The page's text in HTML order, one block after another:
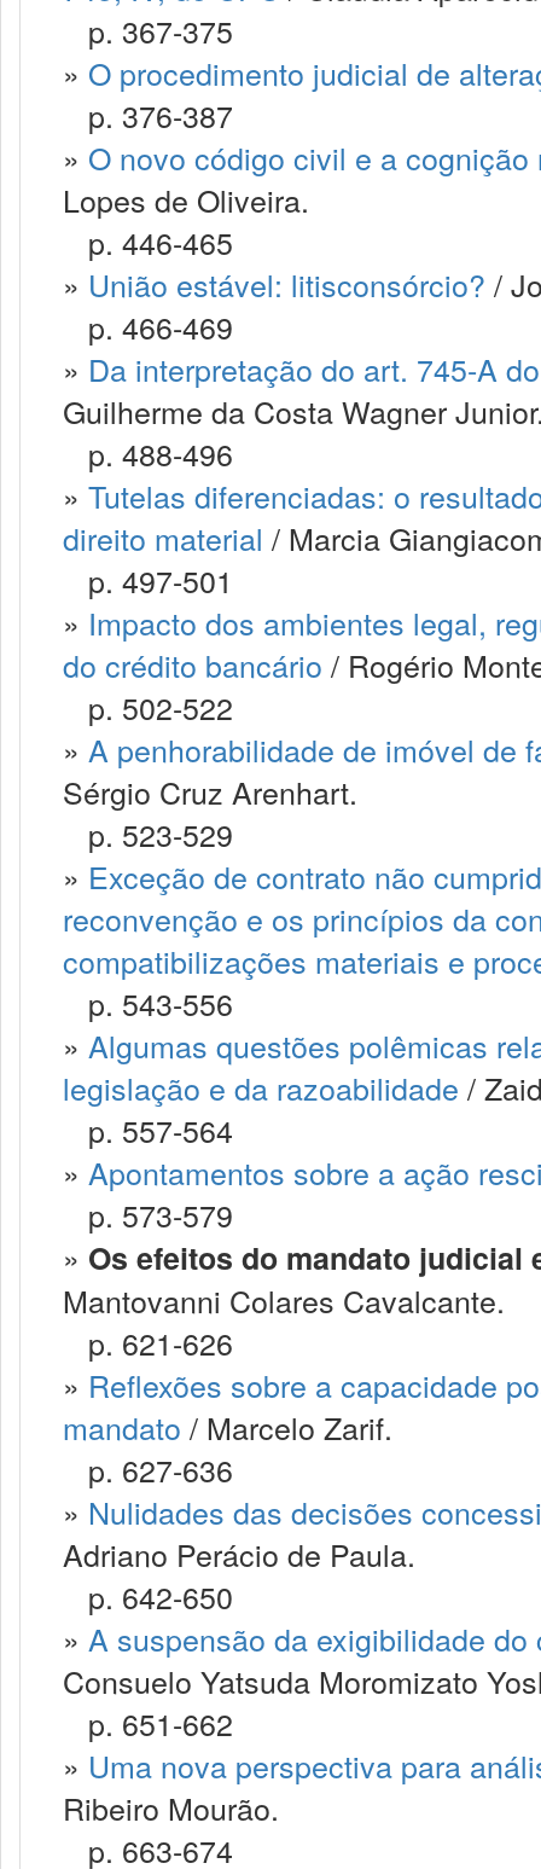
p. 367-375
» O procedimento judicial de
p. 376-387
» O novo código civil e a
Lopes de Oliveira.
p. 446-465
» União estável: litisconsórcio? /
p. 466-469
» Da interpretação do art. 745-A
Guilherme da Costa Wagner
p. 488-496
» Tutelas diferenciadas: o
direito material / Marcia
p. 497-501
» Impacto dos ambientes legal,
do crédito bancário / Rogério
p. 502-522
» A penhorabilidade de imóvel de
Sérgio Cruz Arenhart.
p. 523-529
» Exceção de contrato não
reconvenção e os princípios da
compatibilizações materiais e
p. 543-556
» Algumas questões polêmicas
legislação e da razoabilidade /
p. 557-564
» Apontamentos sobre a ação
p. 573-579
» Os efeitos do mandato
Mantovanni Colares Cavalcante.
p. 621-626
» Reflexões sobre a capacidade
mandato / Marcelo Zarif.
p. 627-636
» Nulidades das decisões
Adriano Perácio de Paula.
p. 642-650
» A suspensão da exigibilidade
Consuelo Yatsuda Moromizato
p. 651-662
» Uma nova perspectiva para
Ribeiro Mourão.
p. 663-674